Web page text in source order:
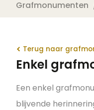
Grafmonumenten
Terug naar
Enkel
Een enkel
blijvende